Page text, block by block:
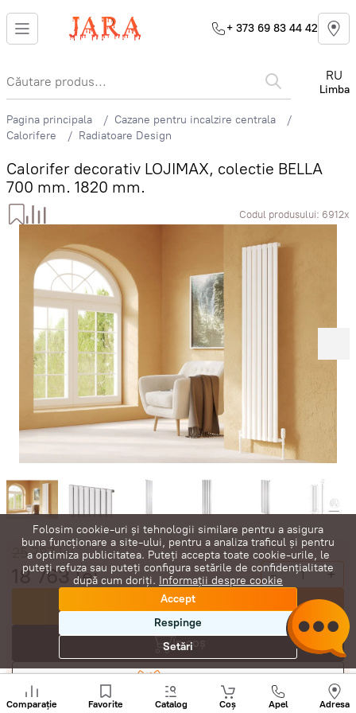
+ 373 69 83 44 42
RU
Limba
Pagina principala
Cazane pentru incalzire centrala
Calorifere
Radiatoare Design
Calorifer decorativ LOJIMAX, colectie BELLA
700 mm. 1820 mm.
Codul produsului: 6912x
25 787lei
18 763lei - +
Cumpără acum
În coș
Comparație Favorite Catalog Coș Apel Adresa
Sunați
+
Folosim cookie-uri și tehnologii similare pentru a asigura
buna funcționare a site-ului, pentru a analiza traficul și pentru
a optimiza publicitatea. Puteți accepta toate cookie-urile, le
puteți refuza sau puteți configura setările de confidențialitate
după cum doriți. Informații despre cookie
Accept
Respinge
Setări